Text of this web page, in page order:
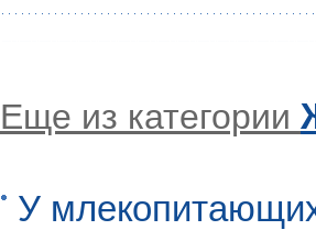
Еще из категории
У